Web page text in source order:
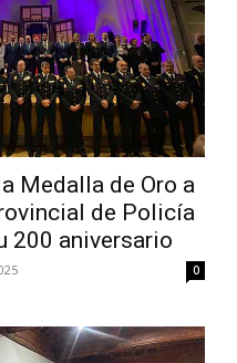
Medalla de Oro a
de Policía
200 aniversario
0